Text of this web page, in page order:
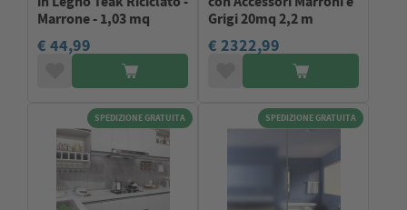
Marrone - 1,03 mq
€ 44,99
Grigi 20mq 2,2 m
€ 2322,99
SPEDIZIONE GRATUITA SPEDIZIONE GRATUITA